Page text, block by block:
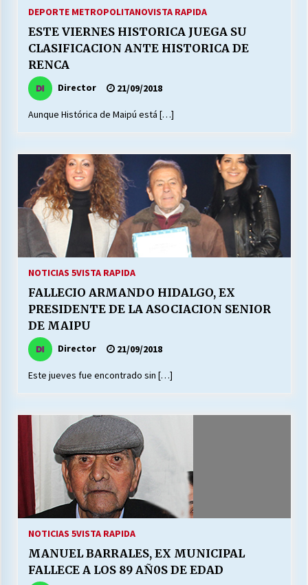
MUNICIPALIDAD, TRABAJADORES, CLIMA
LABORAL:
25/06/2026
¿Qué habrían dicho?
23/06/2026
VOLVER A SER ALTERNATIVA
16/06/2026
MUNICIPALIDADES, HONORARIOS, DESPIDOS
28/05/2026
Releyendo la Rerum Novarum a 135 años. “La
16/05/2026
S.O.S. a los ricos, Save Our Souls (Salvar
Nuestras Almas)
30/04/2026
¿Asesores con doble sueldo?
18/04/2026
Chile y sus segmentos de la riqueza
06/04/2026
DEPORTE METROPOLITANOVISTA RAPIDA
ESTE VIERNES HISTORICA JUEGA SU
CLASIFICACION ANTE HISTORICA DE
RENCA
Director 21/09/2018
Aunque Histórica de Maipú está […]
NOTICIAS 5VISTA RAPIDA
FALLECIO ARMANDO HIDALGO, EX
PRESIDENTE DE LA ASOCIACION SENIOR
DE MAIPU
Director 21/09/2018
Este jueves fue encontrado sin […]
NOTICIAS 5VISTA RAPIDA
MANUEL BARRALES, EX MUNICIPAL
FALLECE A LOS 89 AÑ0S DE EDAD